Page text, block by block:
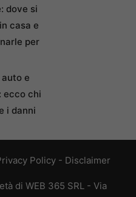
dove si
casa e
per
e
ecco chi
i danni
Policy - Disclaimer
di WEB 365 SRL - Via